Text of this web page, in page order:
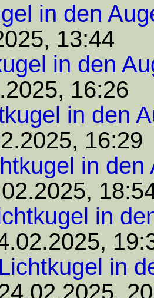
in den
13:44
in den
16:26
in den
16:29
in den
in
Lichtkugel in